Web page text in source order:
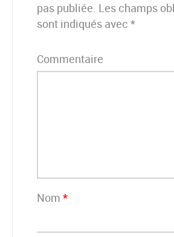
pas publiée. Les champs
sont indiqués avec *
Commentaire
Nom *